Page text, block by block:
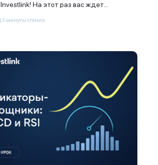
На этот раз вас ждет...
3 минуты чтения